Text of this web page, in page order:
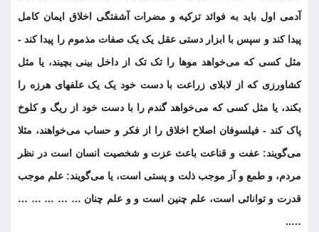
آدمی اول باید به فوائد تزکیه و مضرات آشفتگی اخلاق ایمان کامل
پیدا کند و سپس با ابزار دستی عقل یک یک صفات مذموم را پیدا کند -
مثل کسی که می‌خواهد موها را تک تک از داخل بینی بچیند، یا مثل
کشاورزی که از لابلای زراعت با دست خود یک یک علفهای هرزه را
بکند، یا مثل کسی که می‌خواهد گندم را با دست خود از ریگ و کلوخ
پاک کند - فیلسوفان اصلاح اخلاق را از فکر و حساب می‌خواهند، مثلا
می‌گویند: عفت و قناعت باعث عزت و شخصیت انسان است در نظر
مردم، و طمع و آز موجب ذلت و پستی است، یا می‌گویند: علم موجب
قدرت و توانائی است، علم چنین است و و علم چنان … … … … …
…..